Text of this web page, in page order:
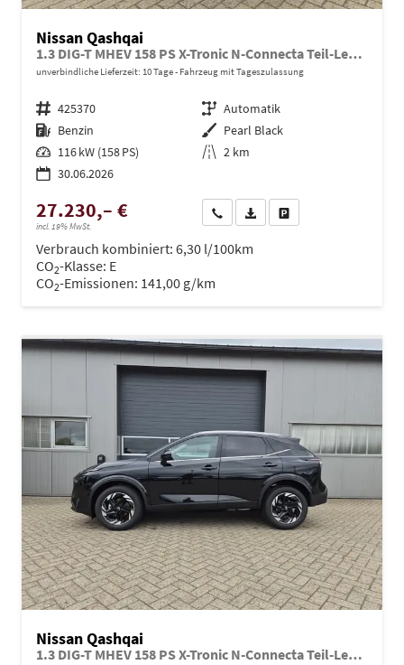
Nissan Qashqai
1.3 DIG-T MHEV 158 PS X-Tronic N-Connecta Teil-Leder PanoGlasdach Klimaautomatik Sitzheizung Lenkradheizung Navi ACC PDC v+h 360°Kamera DAB Bluetooth Touchscreen Apple CarPlay Android Auto 18"LM
unverbindliche Lieferzeit: 10 Tage Fahrzeug mit Tageszulassung
Fahrzeugnr. 425370 Getriebe Automatik
Kraftstoff Benzin Außenfarbe Pearl Black
Leistung 116 kW (158 PS) Kilometerstand 2 km
30.06.2026
27.230,– €
incl. 19% MwSt.
Wir rufen Sie anPDF-Datei, Fahrzeugexposé
Verbrauch kombiniert: 6,30 l/100km
CO2-Klasse: E
CO2-Emissionen: 141,00 g/km
Nissan Qashqai
1.3 DIG-T MHEV 158 PS X-Tronic N-Connecta Teil-Leder PanoGlasdach Klimaautomatik Sitzheizung Lenkradheizung Navi ACC PDC v+h 360°Kamera DAB Bluetooth Touchscreen Apple CarPlay Android Auto 18"LM